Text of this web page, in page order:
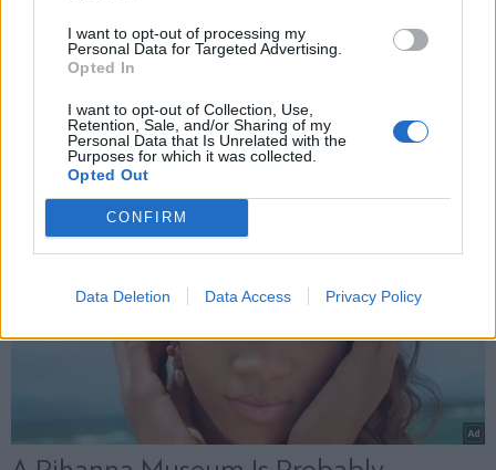
I want to opt-out of processing my
Personal Data for Targeted Advertising.
Opted In
I want to opt-out of Collection, Use,
Retention, Sale, and/or Sharing of my
Personal Data that Is Unrelated with the
Purposes for which it was collected.
Opted Out
CONFIRM
Data Deletion Data Access Privacy Policy
X